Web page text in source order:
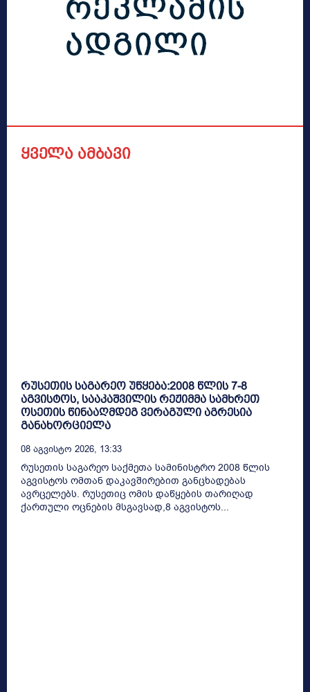
ყველა ამბავი
რუსეთის საგარეო უწყება:2008 წლის 7-8
აგვისტოს, სააკაშვილის რეჟიმმა სამხრეთ
ოსეთის წინააღმდეგ ვერაგული აგრესია
განახორციელა
08 Აგვისტო 2026, 13:33
რუსეთის საგარეო საქმეთა სამინისტრო 2008 წლის
აგვისტოს ომთან დაკავშირებით განცხადებას
ავრცელებს. რუსეთიც ომის დაწყების თარიღად
ქართული ოცნების მსგავსად,8 აგვისტოს...